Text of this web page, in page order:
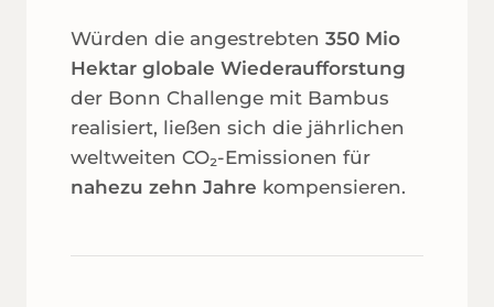
Würden die angestrebten 350 Mio
Hektar globale Wieder­auf­forstung
der Bonn Challenge mit Bambus
realisiert, ließen sich die jährlichen
welt­weiten CO₂-Emissionen für
nahezu zehn Jahre kompensieren.